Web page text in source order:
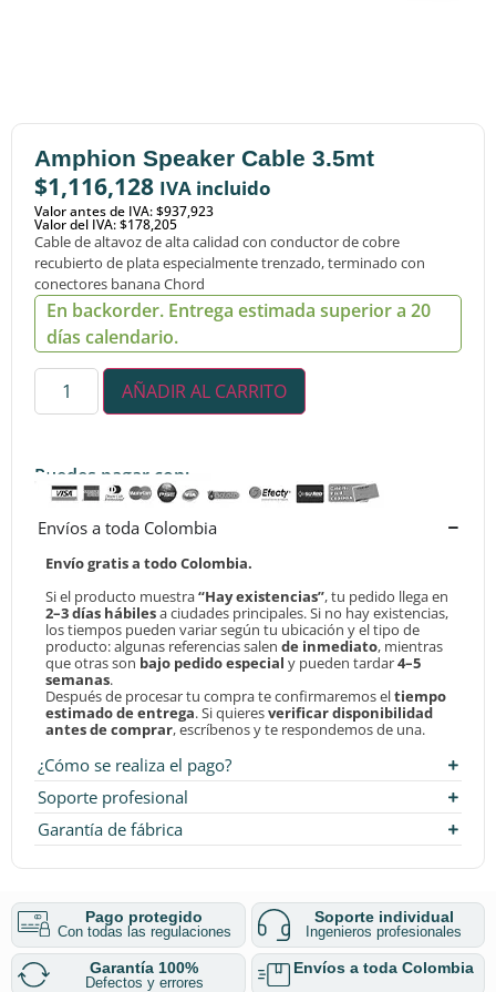
Amphion Speaker Cable 3.5mt
$1,116,128 IVA incluido
Valor antes de IVA: $937,923
Valor del IVA: $178,205
Cable de altavoz de alta calidad con conductor de cobre
recubierto de plata especialmente trenzado, terminado con
conectores banana Chord
En backorder. Entrega estimada superior a 20
días calendario.
AÑADIR AL CARRITO
Puedes pagar con:
Envíos a toda Colombia
Envío gratis a todo Colombia.
Si el producto muestra“Hay existencias”, tu pedido llega en
2–3 días hábilesa ciudades principales. Si no hay existencias,
los tiempos pueden variar según tu ubicación y el tipo de
producto: algunas referencias salen de inmediato, mientras
que otras son bajo pedido especial y pueden tardar4–5
semanas.
Después de procesar tu compra te confirmaremos eltiempo
estimado de entrega. Si quieresverificar disponibilidad
antes de comprar, escríbenos y te respondemos de una.
¿Cómo se realiza el pago?
Soporte profesional
Garantía de fábrica
Pago protegido
Con todas las regulaciones
Soporte individual
Ingenieros profesionales
Garantía 100%
Defectos y errores
Envíos a toda Colombia